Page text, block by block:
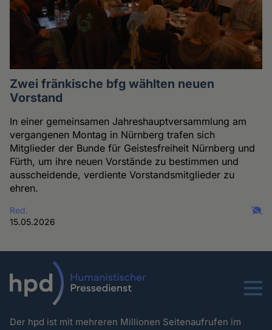
Zwei fränkische bfg wählten neuen
Vorstand
In einer gemeinsamen Jahreshauptversammlung am
vergangenen Montag in Nürnberg trafen sich
Mitglieder der Bunde für Geistesfreiheit Nürnberg und
Fürth, um ihre neuen Vorstände zu bestimmen und
ausscheidende, verdiente Vorstandsmitglieder zu
ehren.
Red.
15.05.2026
Menu
Der hpd ist mit mehreren Millionen Seitenaufrufen im